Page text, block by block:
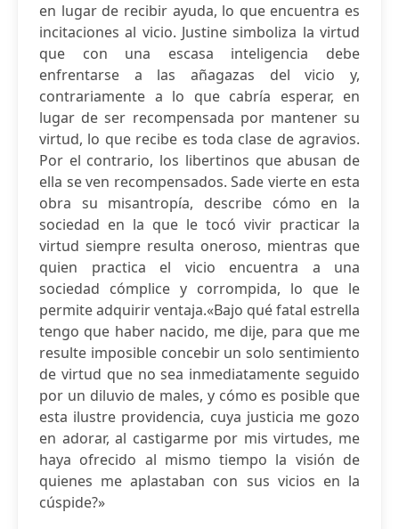
en lugar de recibir ayuda, lo que encuentra es
incitaciones al vicio. Justine simboliza la virtud
que con una escasa inteligencia debe
enfrentarse a las añagazas del vicio y,
contrariamente a lo que cabría esperar, en
lugar de ser recompensada por mantener su
virtud, lo que recibe es toda clase de agravios.
Por el contrario, los libertinos que abusan de
ella se ven recompensados. Sade vierte en esta
obra su misantropía, describe cómo en la
sociedad en la que le tocó vivir practicar la
virtud siempre resulta oneroso, mientras que
quien practica el vicio encuentra a una
sociedad cómplice y corrompida, lo que le
permite adquirir ventaja.«Bajo qué fatal estrella
tengo que haber nacido, me dije, para que me
resulte imposible concebir un solo sentimiento
de virtud que no sea inmediatamente seguido
por un diluvio de males, y cómo es posible que
esta ilustre providencia, cuya justicia me gozo
en adorar, al castigarme por mis virtudes, me
haya ofrecido al mismo tiempo la visión de
quienes me aplastaban con sus vicios en la
cúspide?»